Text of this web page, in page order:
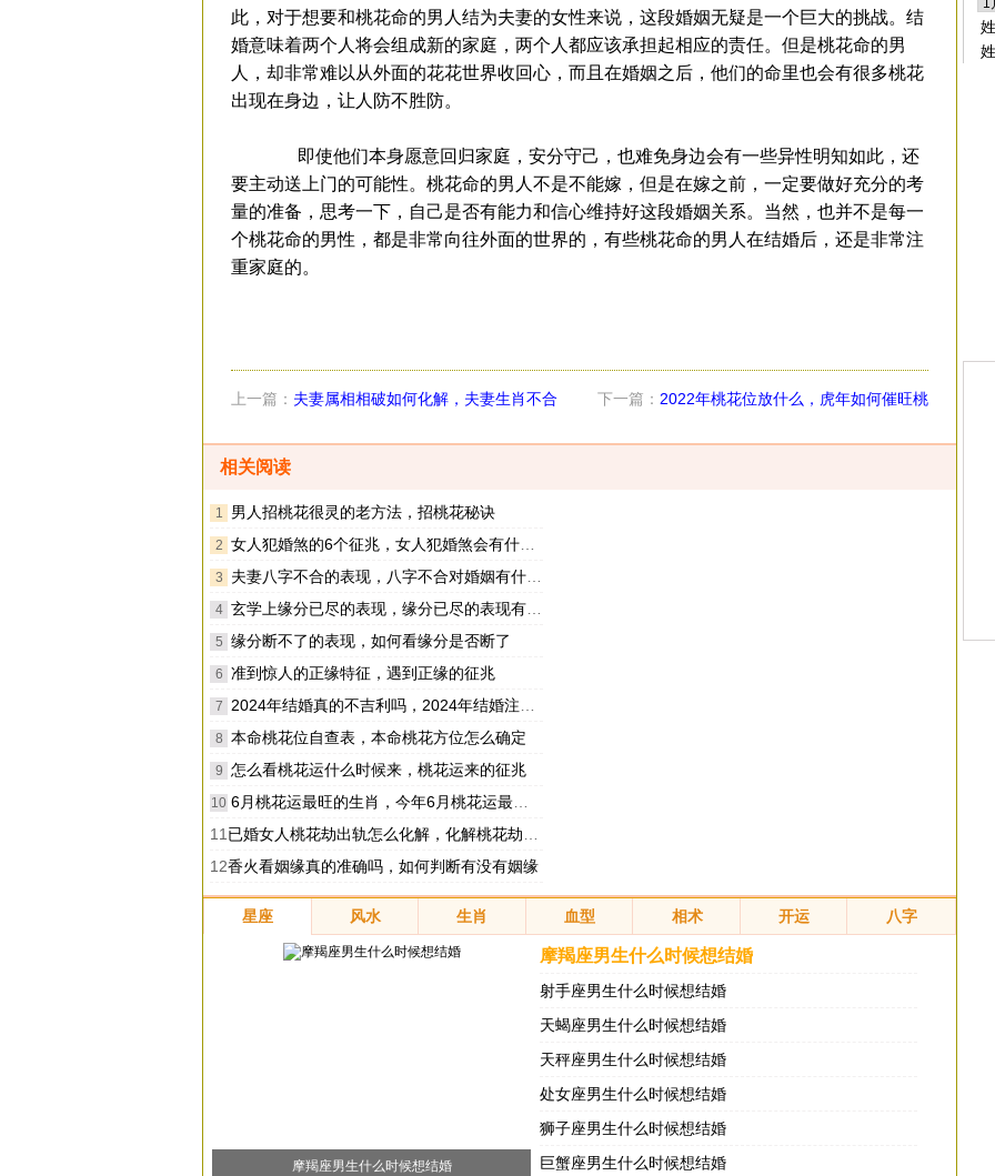
此，对于想要和桃花命的男人结为夫妻的女性来说，这段婚姻无疑是一个巨大的挑战。结
婚意味着两个人将会组成新的家庭，两个人都应该承担起相应的责任。但是桃花命的男
人，却非常难以从外面的花花世界收回心，而且在婚姻之后，他们的命里也会有很多桃花
出现在身边，让人防不胜防。
即使他们本身愿意回归家庭，安分守己，也难免身边会有一些异性明知如此，还
要主动送上门的可能性。桃花命的男人不是不能嫁，但是在嫁之前，一定要做好充分的考
量的准备，思考一下，自己是否有能力和信心维持好这段婚姻关系。当然，也并不是每一
个桃花命的男性，都是非常向往外面的世界的，有些桃花命的男人在结婚后，还是非常注
重家庭的。
上一篇： 夫妻属相相破如何化解，夫妻生肖不合
的化解方法
下一篇： 2022年桃花位放什么，虎年如何催旺桃
相关阅读
1 男人招桃花很灵的老方法，招桃花秘诀
2 女人犯婚煞的6个征兆，女人犯婚煞会有什么表现
3 夫妻八字不合的表现，八字不合对婚姻有什么影响
4 玄学上缘分已尽的表现，缘分已尽的表现有哪些
5 缘分断不了的表现，如何看缘分是否断了
6 准到惊人的正缘特征，遇到正缘的征兆
7 2024年结婚真的不吉利吗，2024年结婚注意事项
8 本命桃花位自查表，本命桃花方位怎么确定
9 怎么看桃花运什么时候来，桃花运来的征兆
10 6月桃花运最旺的生肖，今年6月桃花运最旺的生肖是谁
11 已婚女人桃花劫出轨怎么化解，化解桃花劫的方法
12香火看姻缘真的准确吗，如何判断有没有姻缘
星座 风水 生肖 血型 相术 开运 八字
摩羯座男生什么时候想结婚
摩羯座男生什么时候想结婚
射手座男生什么时候想结婚
天蝎座男生什么时候想结婚
天秤座男生什么时候想结婚
处女座男生什么时候想结婚
狮子座男生什么时候想结婚
巨蟹座男生什么时候想结婚
姓
姓